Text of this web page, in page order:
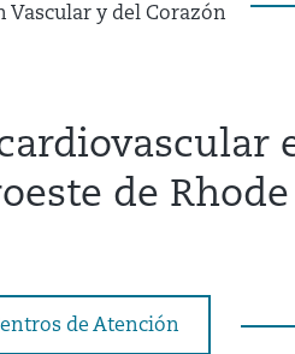
Vascular y del Corazón
de
de Atención